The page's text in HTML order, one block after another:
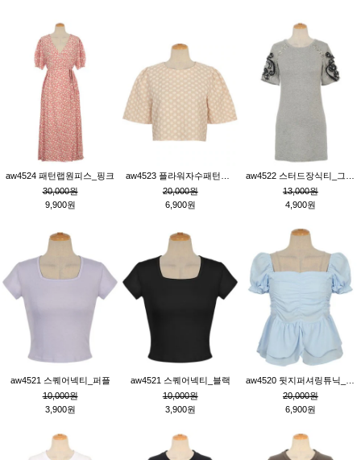
aw4524 패턴랩원피스_핑크
30,000원
9,900원
20,000원
6,900원
13,000원
4,900원
aw4521 스퀘어넥티_퍼플
10,000원
3,900원
aw4521 스퀘어넥티_블랙
10,000원
3,900원
20,000원
6,900원